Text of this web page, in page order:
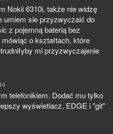
Nokii 6310i, także nie widzę
umiem sie przyzwyczaić do
z pojemną baterią bez
o kształtach, które
mi przyzwyczajenie
telefonikiem. Dodać mu tylko
wyświetlacz, EDGE i "git"